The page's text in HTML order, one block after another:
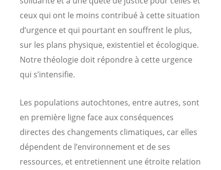
ceux qui ont le moins contribué à cette situation
d’urgence et qui pourtant en souffrent le plus,
sur les plans physique, existentiel et écologique.
Notre théologie doit répondre à cette urgence
qui s’intensifie.
Les populations autochtones, entre autres, sont
en première ligne face aux conséquences
directes des changements climatiques, car elles
dépendent de l’environnement et de ses
ressources, et entretiennent une étroite relation